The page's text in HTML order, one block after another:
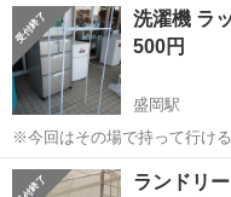
岩手 花巻市 収納家具
洗濯機 ラ
500円
盛岡駅
※今回はその場で持って行ける方でお
う買取り品です。 写真のように二分割になるため車に積めます。 ジモ
ティーの場合、全国規模のオ
岩手 盛岡市 盛岡駅
ランドリ